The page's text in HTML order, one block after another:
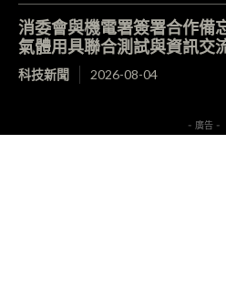
消委會與機電署簽署合作
氣體用具聯合測試與資訊交
科技新聞 2026-08-04
- 廣告 -